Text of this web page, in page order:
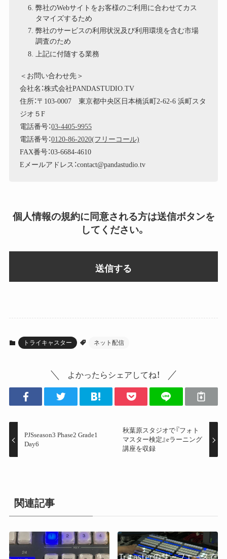
弊社のWebサイトをお客様のご利用に合わせてカス
タマイズするため
弊社のサービスの利用状況及び利用環境を含む市場
調査のため
上記に付随する業務
＜お問い合わせ先＞
会社名：株式会社PANDASTUDIO.TV
住所：〒103-0007 東京都中央区日本橋浜町2-62-6 浜町スタ
ジオ５F
電話番号：03-4405-9955
電話番号：0120-86-2020(フリーコール)
FAX番号：03-6684-4610
Eメールアドレス：contact@pandastudio.tv
個人情報の規約に同意される方は送信ボタンを
してください。
トライキャスター ネット配信
よかったらシェアしてね！
PJSseason3 Phase2 Grade1
Day6
秋葉原スタジオで『フォト
マスター検定』eラーニング
講座を収録
関連記事